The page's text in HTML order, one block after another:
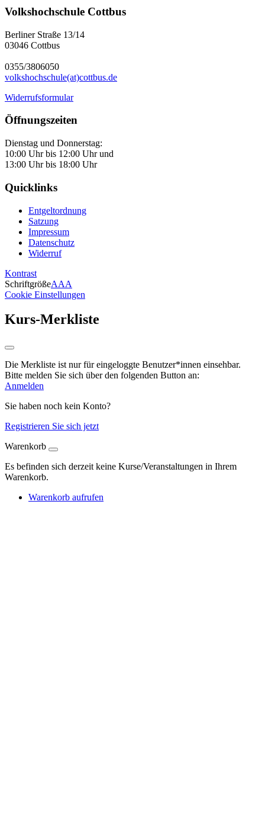
Volkshochschule Cottbus
Berliner Straße 13/14
03046 Cottbus
0355/3806050
volkshochschule(at)cottbus.de
Widerrufsformular
Öffnungszeiten
Dienstag und Donnerstag:
10:00 Uhr bis 12:00 Uhr und
13:00 Uhr bis 18:00 Uhr
Quicklinks
Entgeltordnung
Satzung
Impressum
Datenschutz
Widerruf
Kontrast
SchriftgrößeAAA
Cookie Einstellungen
Kurs-Merkliste
Die Merkliste ist nur für eingeloggte Benutzer*innen einsehbar.
Bitte melden Sie sich über den folgenden Button an:
Anmelden
Sie haben noch kein Konto?
Registrieren Sie sich jetzt
Warenkorb
Es befinden sich derzeit keine Kurse/Veranstaltungen in Ihrem
Warenkorb.
Warenkorb aufrufen